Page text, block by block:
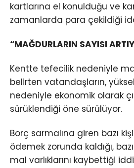
kartlarına el konulduğu ve
zamanlarda para çekildiği
“MAĞDURLARIN SAYISI
Kentte tefecilik nedeniyle
belirten vatandaşların,
nedeniyle ekonomik olarak
sürüklendiği öne sürülüyor.
Borç sarmalına giren bazı
ödemek zorunda kaldığı,
mal varlıklarını kaybettiği